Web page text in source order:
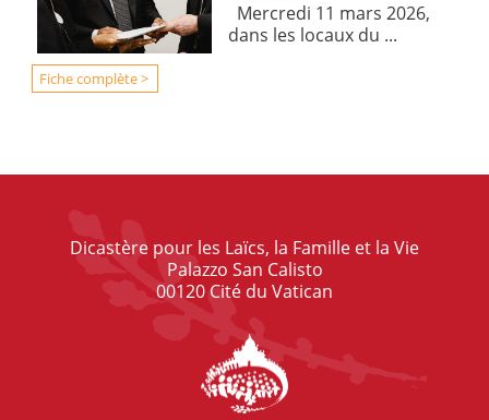
Mercredi 11 mars 2026,
dans les locaux du ...
Fiche complète >
Dicastère pour les Laïcs, la Famille et la Vie
Palazzo San Calisto
00120 Cité du Vatican